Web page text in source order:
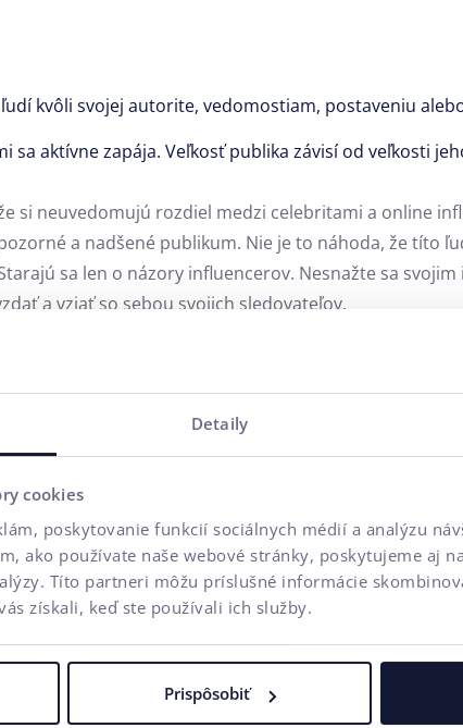
Detaily
cookies
poskytovanie funkcií sociálnych médií a analýzu
ako používate naše webové stránky, poskytujeme aj
Títo partneri môžu príslušné informácie
získali, keď ste používali ich služby.
Prispôsobiť
kvôli svojej autorite, vedomostiam, postaveniu
sa aktívne zapája. Veľkosť publika závisí od veľkosti
si neuvedomujú rozdiel medzi celebritami a online
a nadšené publikum. Nie je to náhoda, že títo
sa len o názory influencerov. Nesnažte sa
a vziať so sebou svojich sledovateľov.
umelá inteligencia premení na vyšší obrat?
ich potrebujete?
vašom e-shope?
umelej inteligencii?
v reálnom čase